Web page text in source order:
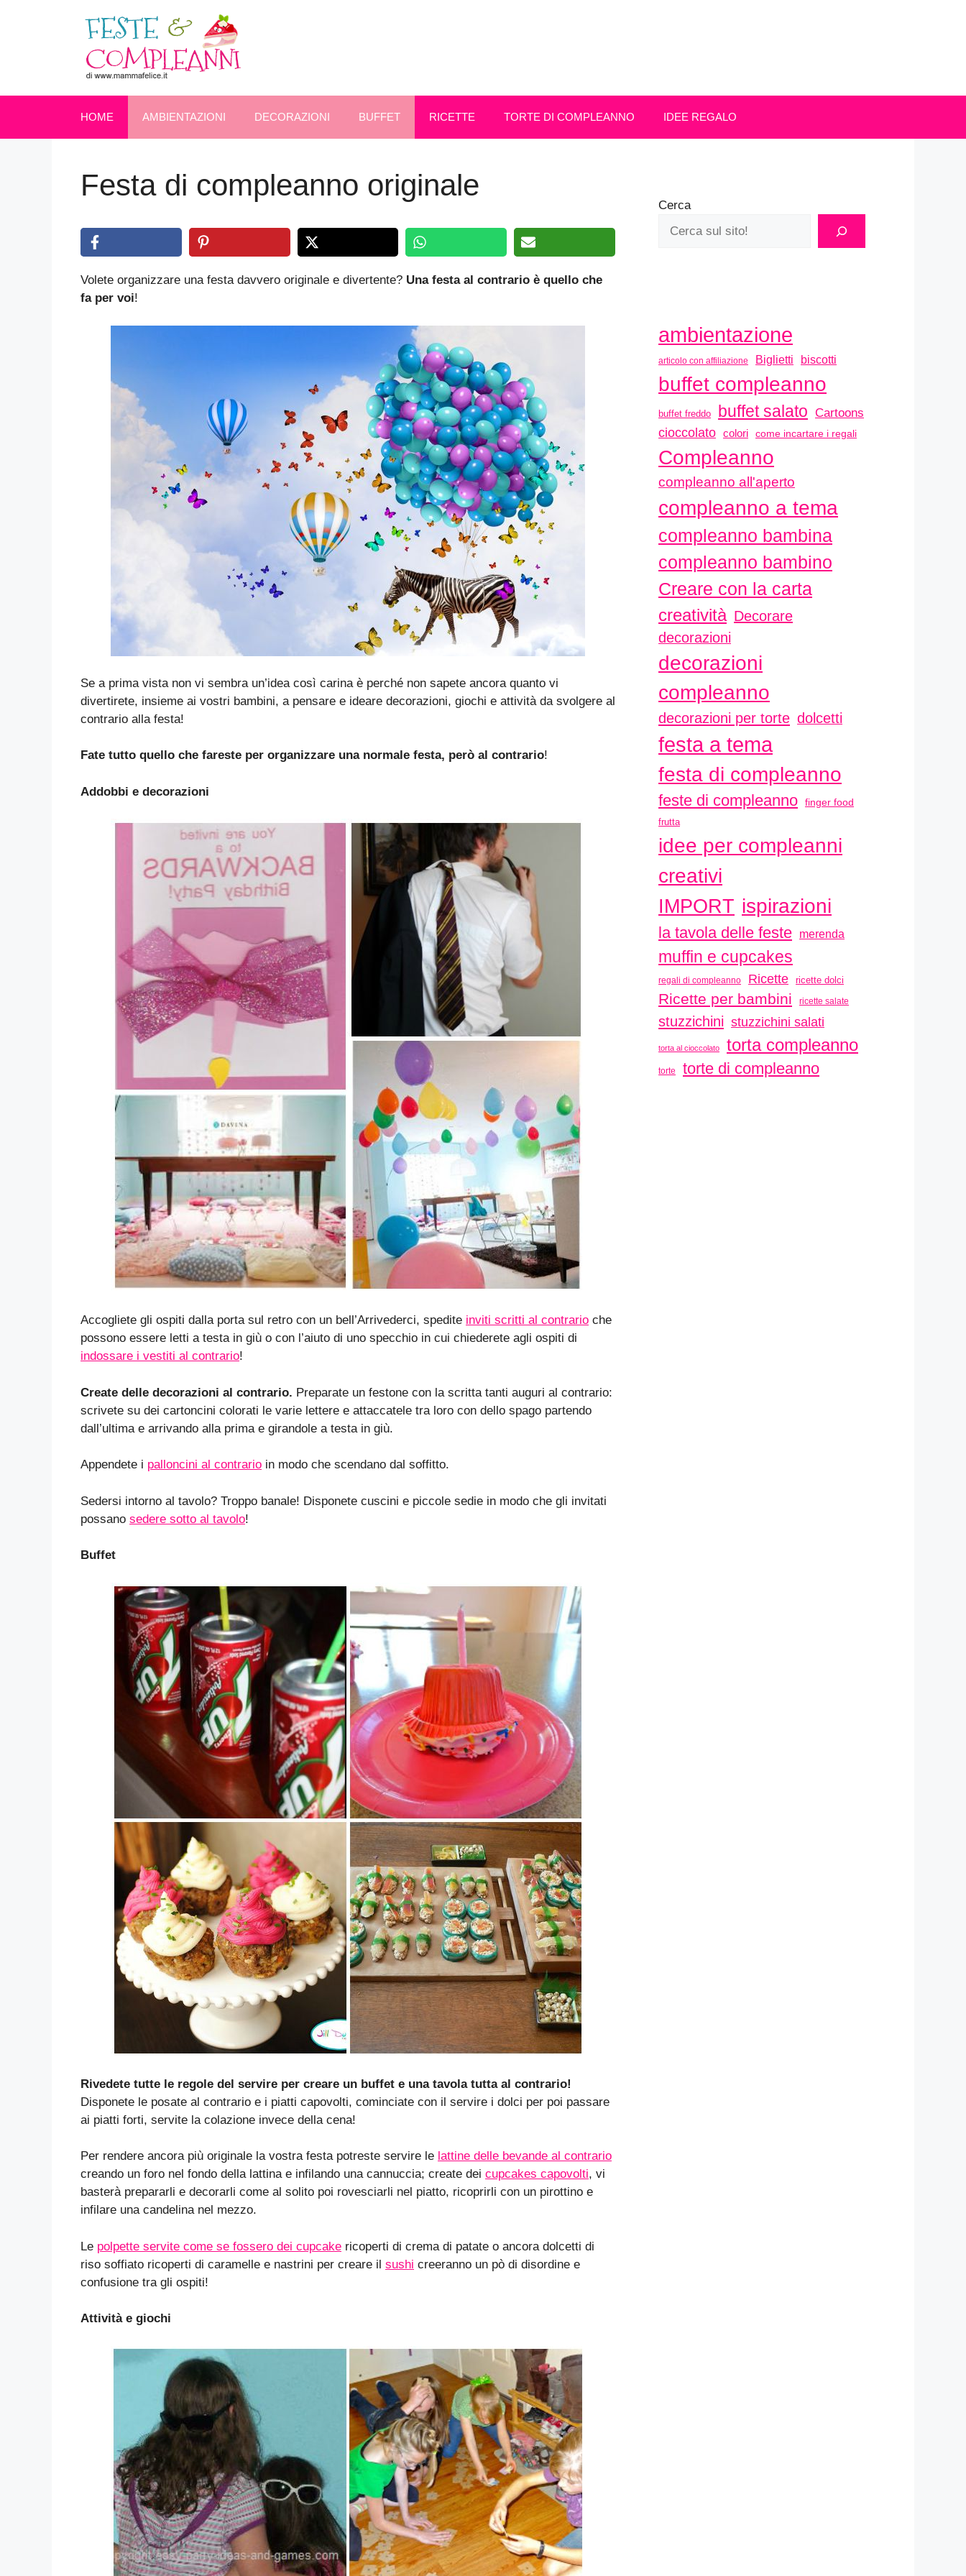
HOME AMBIENTAZIONI DECORAZIONI BUFFET RICETTE TORTE DI COMPLEANNO IDEE REGALO
Festa di compleanno originale
Volete organizzare una festa davvero originale e divertente? Una festa al contrario è quello che
fa per voi!
Se a prima vista non vi sembra un’idea così carina è perché non sapete ancora quanto vi
divertirete, insieme ai vostri bambini, a pensare e ideare decorazioni, giochi e attività da svolgere al
contrario alla festa!
Fate tutto quello che fareste per organizzare una normale festa, però al contrario!
Addobbi e decorazioni
Accogliete gli ospiti dalla porta sul retro con un bell’Arrivederci, spedite inviti scritti al contrario che
possono essere letti a testa in giù o con l’aiuto di uno specchio in cui chiederete agli ospiti di
indossare i vestiti al contrario!
Create delle decorazioni al contrario. Preparate un festone con la scritta tanti auguri al contrario:
scrivete su dei cartoncini colorati le varie lettere e attaccatele tra loro con dello spago partendo
dall’ultima e arrivando alla prima e girandole a testa in giù.
Appendete i palloncini al contrario in modo che scendano dal soffitto.
Sedersi intorno al tavolo? Troppo banale! Disponete cuscini e piccole sedie in modo che gli invitati
possano sedere sotto al tavolo!
Buffet
Rivedete tutte le regole del servire per creare un buffet e una tavola tutta al contrario!
Disponete le posate al contrario e i piatti capovolti, cominciate con il servire i dolci per poi passare
ai piatti forti, servite la colazione invece della cena!
Per rendere ancora più originale la vostra festa potreste servire le lattine delle bevande al contrario
creando un foro nel fondo della lattina e infilando una cannuccia; create dei cupcakes capovolti, vi
basterà prepararli e decorarli come al solito poi rovesciarli nel piatto, ricoprirli con un pirottino e
infilare una candelina nel mezzo.
Le polpette servite come se fossero dei cupcake ricoperti di crema di patate o ancora dolcetti di
riso soffiato ricoperti di caramelle e nastrini per creare il sushi creeranno un pò di disordine e
confusione tra gli ospiti!
Attività e giochi
Cerca
ambientazione
articolo con affiliazione Biglietti biscotti
buffet compleanno
buffet freddo buffet salato Cartoons
cioccolato colori come incartare i regali
Compleanno
compleanno all'aperto
compleanno a tema
compleanno bambina
compleanno bambino
Creare con la carta
creatività Decorare
decorazioni
decorazioni
compleanno
decorazioni per torte dolcetti
festa a tema
festa di compleanno
feste di compleanno finger food
frutta
idee per compleanni
creativi
IMPORT ispirazioni
la tavola delle feste merenda
muffin e cupcakes
regali di compleanno Ricette ricette dolci
Ricette per bambini ricette salate
stuzzichini stuzzichini salati
torta al cioccolato torta compleanno
torte torte di compleanno